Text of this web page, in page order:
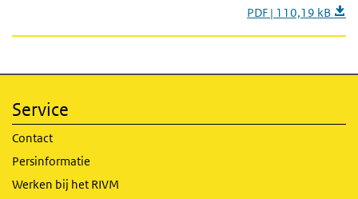
PDF | 110,19 kB
Service
Contact
Persinformatie
Werken bij het RIVM